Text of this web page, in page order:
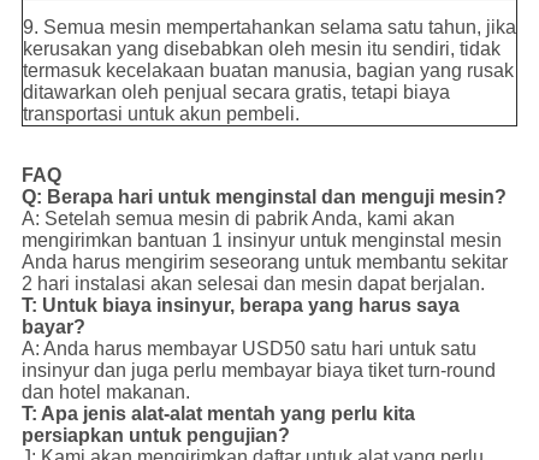
9. Semua mesin mempertahankan selama satu tahun, jika
kerusakan yang disebabkan oleh mesin itu sendiri, tidak
termasuk kecelakaan buatan manusia, bagian yang rusak
ditawarkan oleh penjual secara gratis, tetapi biaya
transportasi untuk akun pembeli.
FAQ
Q: Berapa hari untuk menginstal dan menguji mesin?
A: Setelah semua mesin di pabrik Anda, kami akan
mengirimkan bantuan 1 insinyur untuk menginstal mesin
Anda harus mengirim seseorang untuk membantu sekitar
2 hari instalasi akan selesai dan mesin dapat berjalan.
T: Untuk biaya insinyur, berapa yang harus saya
bayar?
A: Anda harus membayar USD50 satu hari untuk satu
insinyur dan juga perlu membayar biaya tiket turn-round
dan hotel makanan.
T: Apa jenis alat-alat mentah yang perlu kita
persiapkan untuk pengujian?